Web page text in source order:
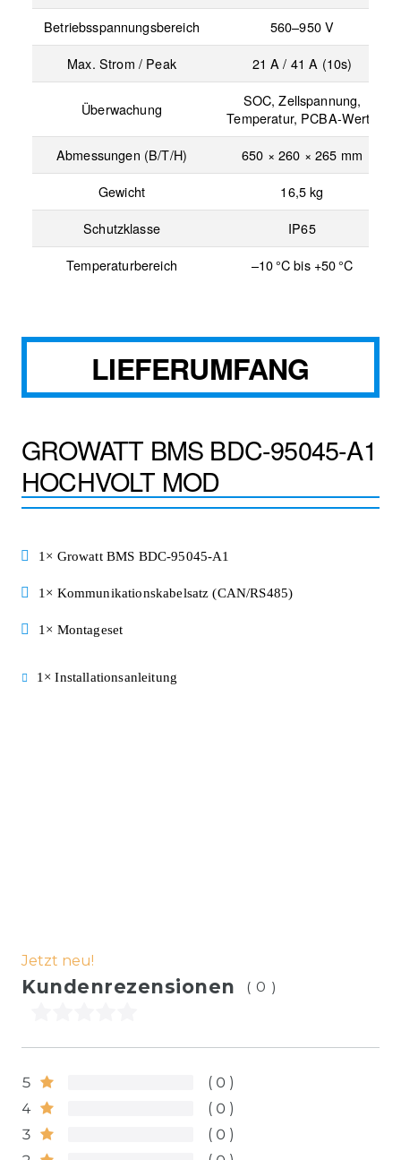
Betriebsspannungsbereich
560–950 V
Max. Strom / Peak
21 A / 41 A (10s)
Überwachung
SOC, Zellspannung,
Temperatur, PCBA-Werte
Abmessungen (B/T/H)
650 × 260 × 265 mm
Gewicht
16,5 kg
Schutzklasse
IP65
Temperaturbereich
–10 °C bis +50 °C
LIEFERUMFANG
GROWATT BMS BDC-95045-A1
HOCHVOLT MOD
1× Growatt BMS BDC-95045-A1
1× Kommunikationskabelsatz (CAN/RS485)
1× Montageset
1× Installationsanleitung
Jetzt neu!
Kundenrezensionen (0)
5
0
4
0
3
0